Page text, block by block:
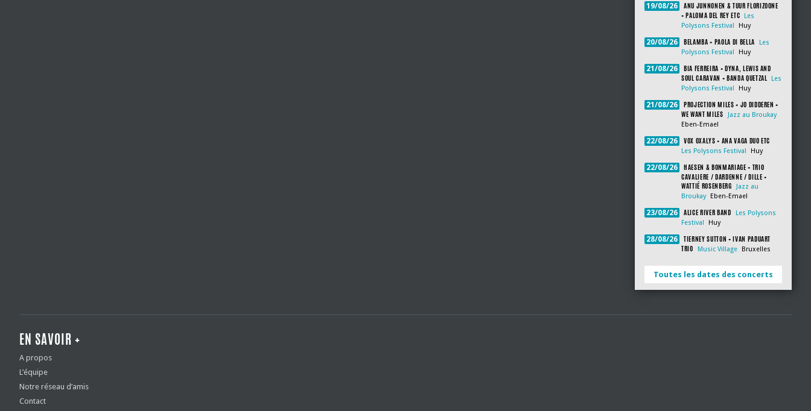
19/08/26
ANU JUNNONEN & TUUR FLORIZOONE
+ PALOMA DEL REY ETC
Les
Polysons Festival
Huy
20/08/26 BELAMBA + PAOLA DI BELLA
Les
Polysons Festival
Huy
21/08/26
BIA FERREIRA + DYNA, LEWIS AND
SOUL CARAVAN + BANDA QUETZAL
Les
Polysons Festival
Huy
21/08/26
PROJECTION MILES + JO DIDDEREN +
WE WANT MILES
Jazz au Broukay
Eben-Emael
22/08/26 VOX OXALYS + ANA VAGA DUO ETC
Les Polysons Festival Huy
22/08/26
HAESEN & BONMARIAGE + TRIO
CAVALIERE / DARDENNE / DILLE +
WATTIÉ ROSENBERG
Jazz au
Broukay
Eben-Emael
23/08/26 ALICE RIVER BAND
Les Polysons
Festival
Huy
28/08/26
TIERNEY SUTTON + IVAN PADUART
TRIO
Music Village Bruxelles
Toutes les dates des concerts
EN SAVOIR +
A propos
L’équipe
Notre réseau d’amis
Contact